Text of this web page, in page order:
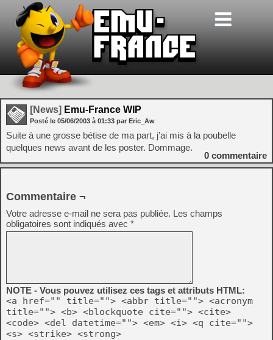
[News] Emu-France WIP
Posté le 05/06/2003 à 01:33 par Eric_Aw
Suite à une grosse bétise de ma part, j’ai mis à la poubelle
quelques news avant de les poster. Dommage.
0 commentaire
Commentaire ¬
Votre adresse e-mail ne sera pas publiée. Les champs
obligatoires sont indiqués avec *
NOTE - Vous pouvez utilisez ces tags et attributs HTML:
<a href="" title=""> <abbr title=""> <acronym
title=""> <b> <blockquote cite=""> <cite>
<code> <del datetime=""> <em> <i> <q cite="">
<s> <strike> <strong>